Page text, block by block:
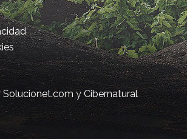
Solucionet.comyCibernatural